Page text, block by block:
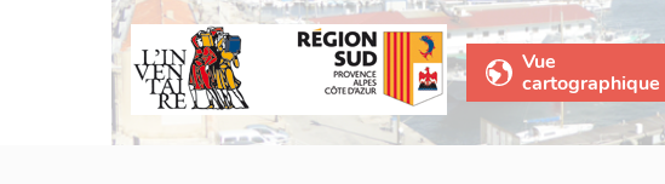
Vue
cartographique